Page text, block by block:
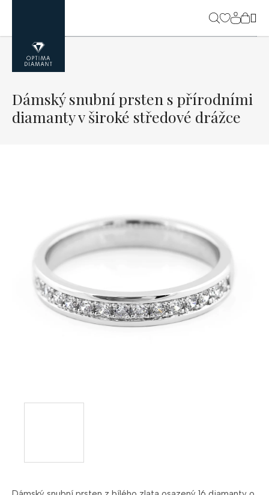
obsah
Dámský snubní prsten s přírodními
diamanty v široké středové drážce